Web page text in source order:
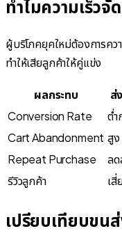
ทำไมความเร็ว
ผู้บริโภคยุคใหม่ต้องการคว
ทำให้เสียลูกค้าให้คู่แข่ง
ผลกระทบ ส่
Conversion Rate
ต่ำ
Cart Abandonment สูง
Repeat Purchase
ล
รีวิวลูกค้า
เ
เปรียบเทียบขน